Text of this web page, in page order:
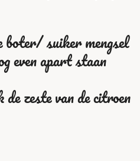
boter/ suiker mengsel
even apart staan
zeste van de citroen